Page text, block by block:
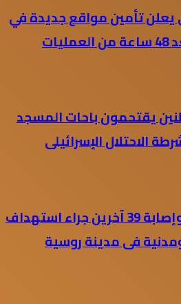
تأمين مواقع جديدة في
يقتحمون باحات المسجد
الاحتلال الإسرائيلى
مقتل 12 شخصا وإصابة 39 آخرين جراء استهداف
فى مدينة روسية